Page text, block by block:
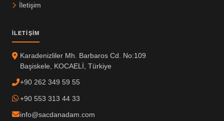
İletişim
İLETIŞIM
Karadenizliler Mh. Barbaros Cd. No:109
Başiskele, KOCAELİ, Türkiye
+90 262 349 59 55
+90 553 313 44 33
info@sacdanadam.com